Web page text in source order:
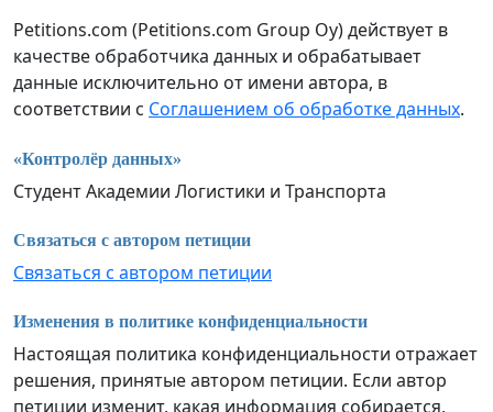
Petitions.com (Petitions.com Group Oy) действует в
качестве обработчика данных и обрабатывает
данные исключительно от имени автора, в
соответствии с Соглашением об обработке данных.
«Контролёр данных»
Студент Академии Логистики и Транспорта
Связаться с автором петиции
Связаться с автором петиции
Изменения в политике конфиденциальности
Настоящая политика конфиденциальности отражает
решения, принятые автором петиции. Если автор
петиции изменит, какая информация собирается,